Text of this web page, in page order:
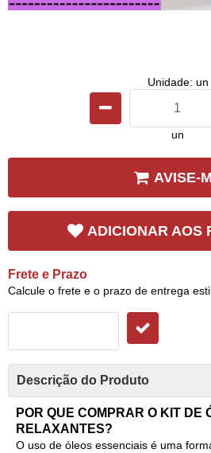
Unidade: un
un
AVISE-
ADICIONAR AOS
Frete e Prazo
Calcule o frete e o prazo de entrega
Descrição do Produto
POR QUE COMPRAR O KIT DE
RELAXANTES?
O uso de óleos essenciais é uma